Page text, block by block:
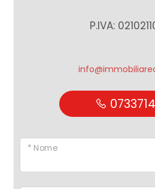
P.IVA:
* Nome